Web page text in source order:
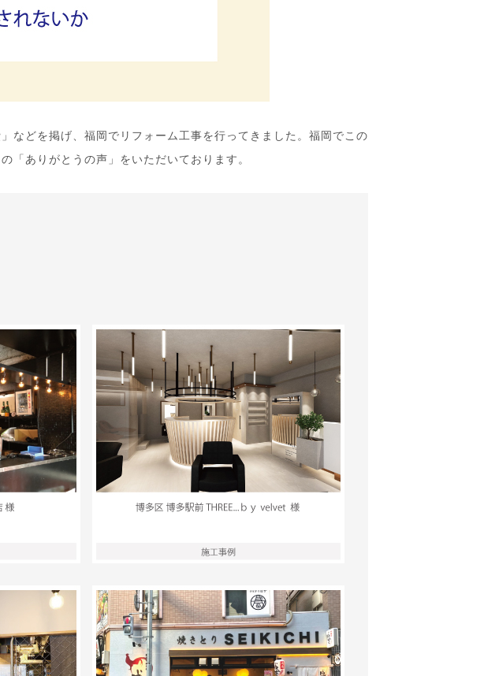
などを掲げ、福岡でリフォーム工事を行ってきました。福岡でこの
「ありがとうの声」をいただいております。